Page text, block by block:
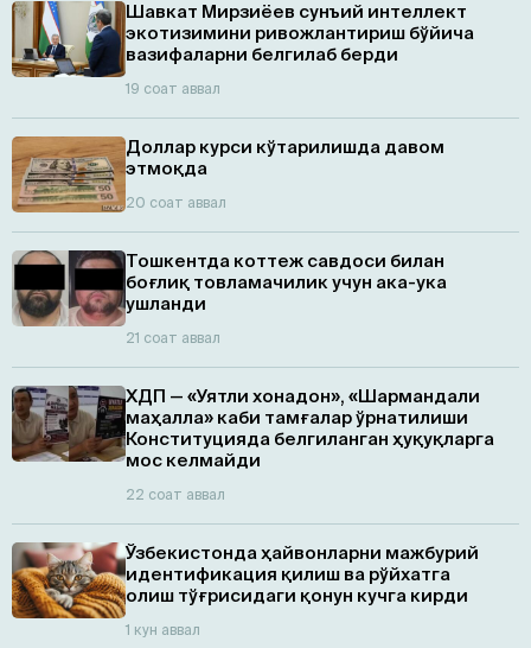
Шавкат Мирзиёев сунъий интеллект
экотизимини ривожлантириш бўйича
вазифаларни белгилаб берди
19 соат аввал
Доллар курси кўтарилишда давом
этмоқда
20 соат аввал
Тошкентда коттеж савдоси билан
боғлиқ товламачилик учун ака-ука
ушланди
21 соат аввал
ХДП — «Уятли хонадон», «Шармандали
маҳалла» каби тамғалар ўрнатилиши
Конституцияда белгиланган ҳуқуқларга
мос келмайди
22 соат аввал
Ўзбекистонда ҳайвонларни мажбурий
идентификация қилиш ва рўйхатга
олиш тўғрисидаги қонун кучга кирди
1 кун аввал